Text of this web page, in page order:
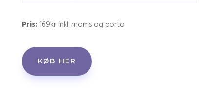
Pris:169kr inkl. moms og porto
KØB HER